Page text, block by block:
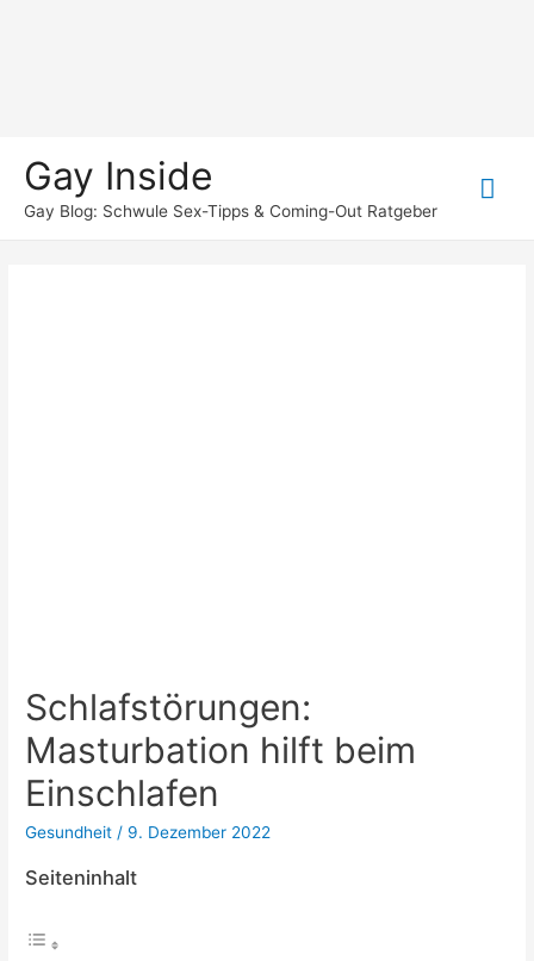
Gay Inside
Gay Blog: Schwule Sex-Tipps & Coming-Out Ratgeber
Schlafstörungen:
Masturbation hilft beim
Einschlafen
Gesundheit / 9. Dezember 2022
Seiteninhalt